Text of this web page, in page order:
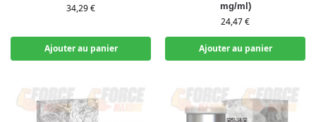
34,29€
Ajouter au panier
mg/ml)
24,47€
Ajouter au panier